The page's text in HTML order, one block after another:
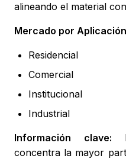
alineando el material
Mercado por
Residencial
Comercial
Institucional
Industrial
Información clave:
concentra la mayor